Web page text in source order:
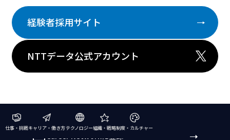
経験者採用サイト
NTTデータ公式アカウント
仕事・挑戦キャリア・働き方テクノロジー組織・戦略制度・カルチャー
Career Networkに登録